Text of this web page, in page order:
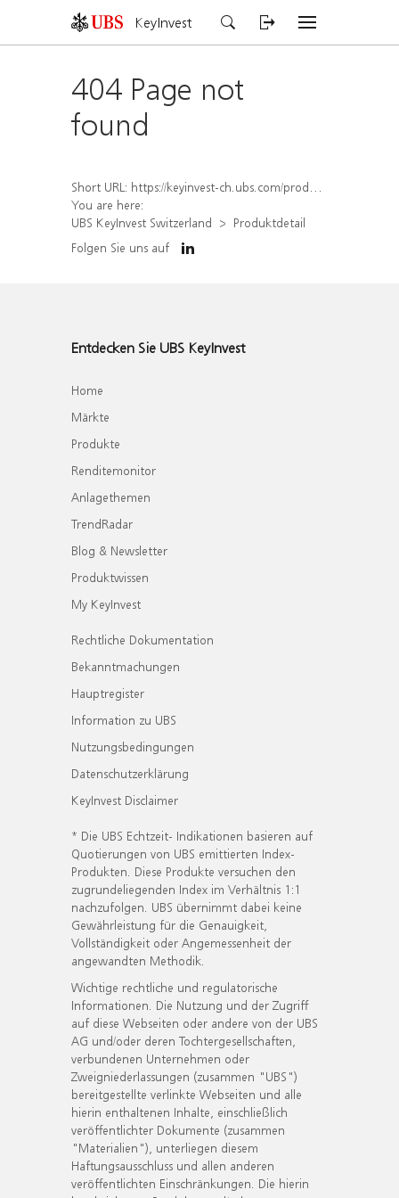
KeyInvest
404 Page not
found
Short URL: https://keyinvest-ch.ubs.com/produkt/detail/index/isin/CH1579763538
You are here:
UBS KeyInvest Switzerland
Produktdetail
Folgen Sie uns auf
Entdecken Sie UBS KeyInvest
Home
Märkte
Produkte
Renditemonitor
Anlagethemen
TrendRadar
Blog & Newsletter
Produktwissen
My KeyInvest
Rechtliche Dokumentation
Bekanntmachungen
Hauptregister
Information zu UBS
Nutzungsbedingungen
Datenschutzerklärung
KeyInvest Disclaimer
* Die UBS Echtzeit- Indikationen basieren auf
Quotierungen von UBS emittierten Index-
Produkten. Diese Produkte versuchen den
zugrundeliegenden Index im Verhältnis 1:1
nachzufolgen. UBS übernimmt dabei keine
Gewährleistung für die Genauigkeit,
Vollständigkeit oder Angemessenheit der
angewandten Methodik.
Wichtige rechtliche und regulatorische
Informationen. Die Nutzung und der Zugriff
auf diese Webseiten oder andere von der UBS
AG und/oder deren Tochtergesellschaften,
verbundenen Unternehmen oder
Zweigniederlassungen (zusammen "UBS")
bereitgestellte verlinkte Webseiten und alle
hierin enthaltenen Inhalte, einschließlich
veröffentlichter Dokumente (zusammen
"Materialien"), unterliegen diesem
Haftungsausschluss und allen anderen
veröffentlichten Einschränkungen. Die hierin